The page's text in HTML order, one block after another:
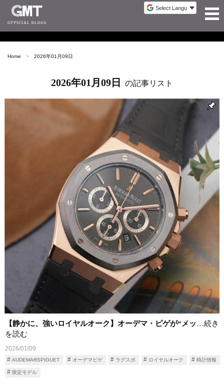
Home 2026年01月09日
2026年01月09日 の記事リスト
【静かに、強いロイヤルオーク】オーデマ・ピゲが“メッ …続き
を読む
2026/01/09
AUDEMARSPIGUET オーデマピゲ ラグスポ ロイヤルオーク 時計情報
限定モデル